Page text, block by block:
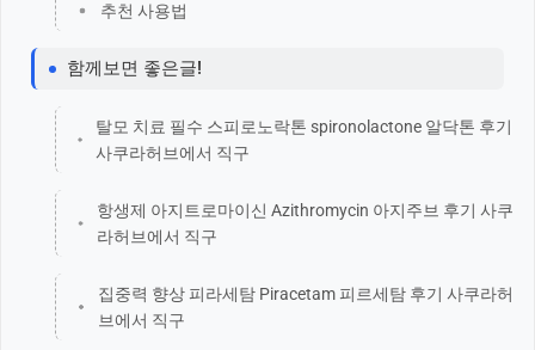
추천 사용법
함께보면 좋은글!
탈모 치료 필수 스피로노락톤 spironolactone 알닥톤 후기
사쿠라허브에서 직구
항생제 아지트로마이신 Azithromycin 아지주브 후기 사쿠
라허브에서 직구
집중력 향상 피라세탐 Piracetam 피르세탐 후기 사쿠라허
브에서 직구